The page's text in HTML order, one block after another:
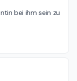
bei ihm sein zu